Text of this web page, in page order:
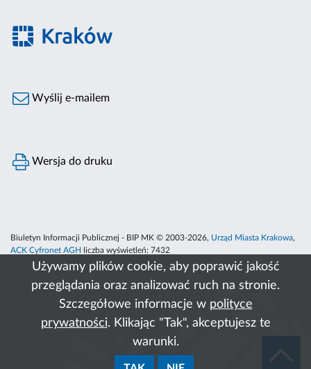
Używamy plików cookie, aby poprawić jakość
przeglądania oraz analizować ruch na stronie.
Szczegółowe informacje w polityce
prywatności. Klikając "Tak", akceptujesz te
warunki.
Wyślij e-mailem
Wersja do druku
Biuletyn Informacji Publicznej - BIP MK © 2003-2026, Urząd Miasta Krakowa,
ACK Cyfronet AGH
liczba wyświetleń: 7432